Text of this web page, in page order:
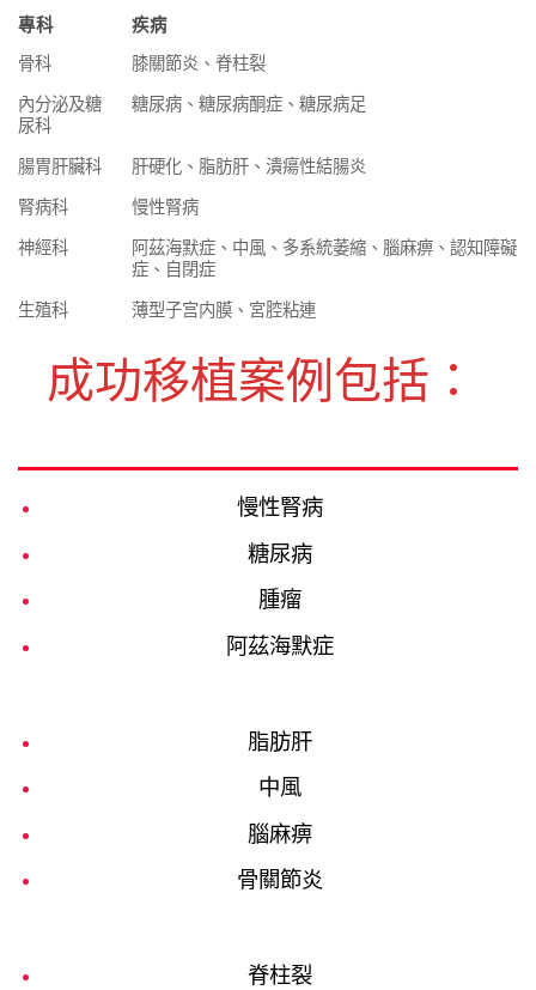
專科
疾病
骨科
膝關節炎、脊柱裂
內分泌及糖
尿科
糖尿病、糖尿病酮症、糖尿病足
腸胃肝臟科
肝硬化、脂肪肝、潰瘍性結腸炎
腎病科
慢性腎病
神經科
阿茲海默症、中風、多系統萎縮、腦麻痹、認知障礙
症、自閉症
生殖科
薄型子宫内膜、宮腔粘連
成功移植案例包括：
慢性腎病
糖尿病
腫瘤
阿茲海默症
脂肪肝
中風
腦麻痹
骨關節炎
脊柱裂